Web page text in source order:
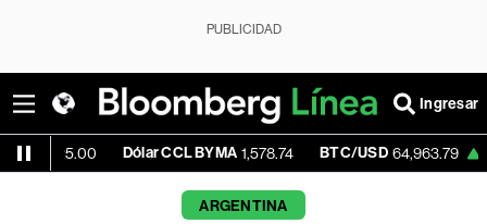
PUBLICIDAD
Ingresar
Dólar CCL BYMA 1,578.74 BTC/USD 64,963.79 +0.04%
ARGENTINA